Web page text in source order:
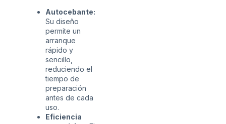
Autocebante:
Su diseño
permite un
arranque
rápido y
sencillo,
reduciendo el
tiempo de
preparación
antes de cada
uso.
Eficiencia